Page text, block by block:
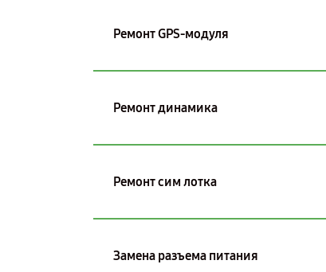
Ремонт GPS-модуля
Ремонт динамика
Ремонт сим лотка
Замена разъема питания